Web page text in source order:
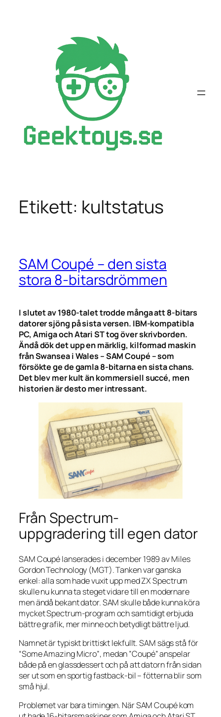
Etikett: kultstatus
SAM Coupé – den sista
stora 8-bitarsdrömmen
I slutet av 1980-talet trodde många att 8-bitars
datorer sjöng på sista versen. IBM-kompatibla
PC, Amiga och Atari ST tog över skrivborden.
Ändå dök det upp en märklig, kilformad maskin
från Swansea i Wales – SAM Coupé – som
försökte ge de gamla 8-bitarna en sista chans.
Det blev mer kult än kommersiell succé, men
historien är desto mer intressant.
Från Spectrum-
uppgradering till egen dator
SAM Coupé lanserades i december 1989 av Miles
Gordon Technology (MGT). Tanken var ganska
enkel: alla som hade vuxit upp med ZX Spectrum
skulle nu kunna ta steget vidare till en modernare
men ändå bekant dator. SAM skulle både kunna köra
mycket Spectrum-program och samtidigt erbjuda
bättre grafik, mer minne och betydligt bättre ljud.
Namnet är typiskt brittiskt lekfullt. SAM sägs stå för
“Some Amazing Micro”, medan ”Coupé” anspelar
både på en glassdessert och på att datorn från sidan
ser ut som en sportig fastback-bil – fötterna blir som
små hjul.
Problemet var bara timingen. När SAM Coupé kom